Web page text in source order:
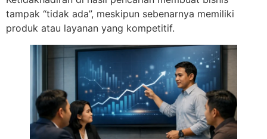
tampak “tidak ada”, meskipun sebenarnya memiliki
produk atau layanan yang kompetitif.